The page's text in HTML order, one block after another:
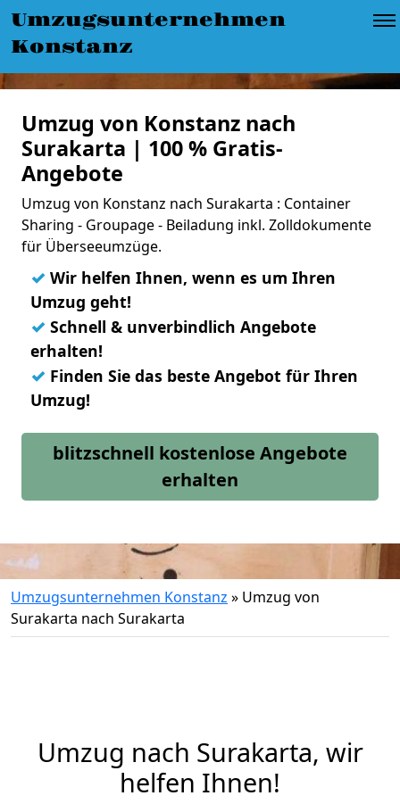
Umzugsunternehmen
Konstanz
Umzug von Konstanz nach
Surakarta | 100 % Gratis-
Angebote
Umzug von Konstanz nach Surakarta : Container
Sharing - Groupage - Beiladung inkl. Zolldokumente
für Überseeumzüge.
✓ Wir helfen Ihnen, wenn es um Ihren
Umzug geht!
✓ Schnell & unverbindlich Angebote
erhalten!
✓ Finden Sie das beste Angebot für Ihren
Umzug!
blitzschnell kostenlose Angebote
erhalten
Umzugsunternehmen Konstanz » Umzug von
Surakarta nach Surakarta
Umzug nach Surakarta, wir
helfen Ihnen!